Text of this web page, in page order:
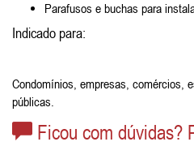
Parafusos e buchas para
Indicado para:
Condomínios, empresas, comércios,
públicas.
Ficou com dúvidas?